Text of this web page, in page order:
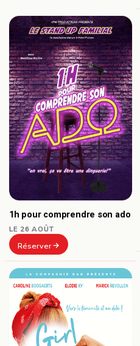
1h pour comprendre son ado
LE 26 AOÛT
Réserver